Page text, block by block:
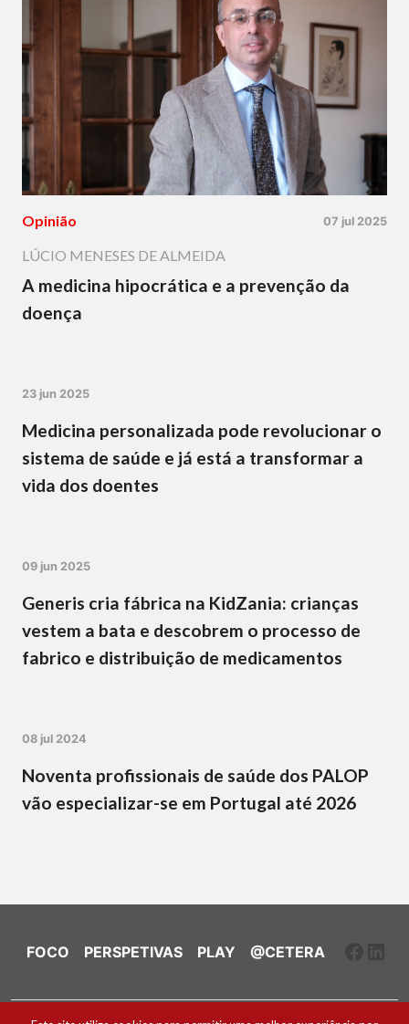
Opinião 07 jul 2025
LÚCIO MENESES DE ALMEIDA
A medicina hipocrática e a prevenção da
doença
23 jun 2025
Medicina personalizada pode revolucionar o
sistema de saúde e já está a transformar a
vida dos doentes
09 jun 2025
Generis cria fábrica na KidZania: crianças
vestem a bata e descobrem o processo de
fabrico e distribuição de medicamentos
08 jul 2024
Noventa profissionais de saúde dos PALOP
vão especializar-se em Portugal até 2026
FOCO PERSPETIVAS PLAY @CETERA